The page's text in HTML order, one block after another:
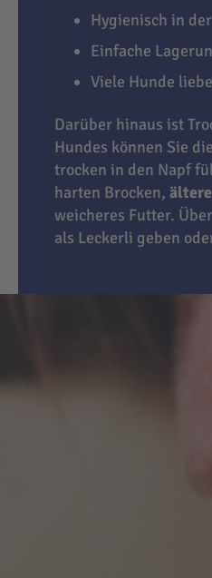
Hygienisch in
Einfache
Viele Hunde
Darüber hinaus ist
Hundes können Sie
trocken in den Napf
harten Brocken,
weicheres Futter.
als Leckerli geben